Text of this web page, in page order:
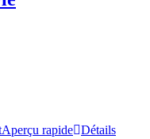
Aperçu rapide Détails